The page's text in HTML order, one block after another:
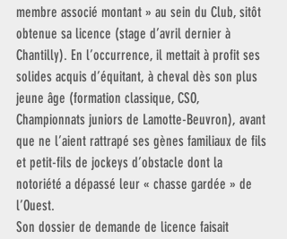
membre associé montant » au sein du Club, sitôt
obtenue sa licence (stage d’avril dernier à
Chantilly). En l’occurrence, il mettait à profit ses
solides acquis d’équitant, à cheval dès son plus
jeune âge (formation classique, CSO,
Championnats juniors de Lamotte-Beuvron), avant
que ne l’aient rattrapé ses gènes familiaux de fils
et petit-fils de jockeys d’obstacle dont la
notoriété a dépassé leur « chasse gardée » de
l’Ouest.
Son dossier de demande de licence faisait